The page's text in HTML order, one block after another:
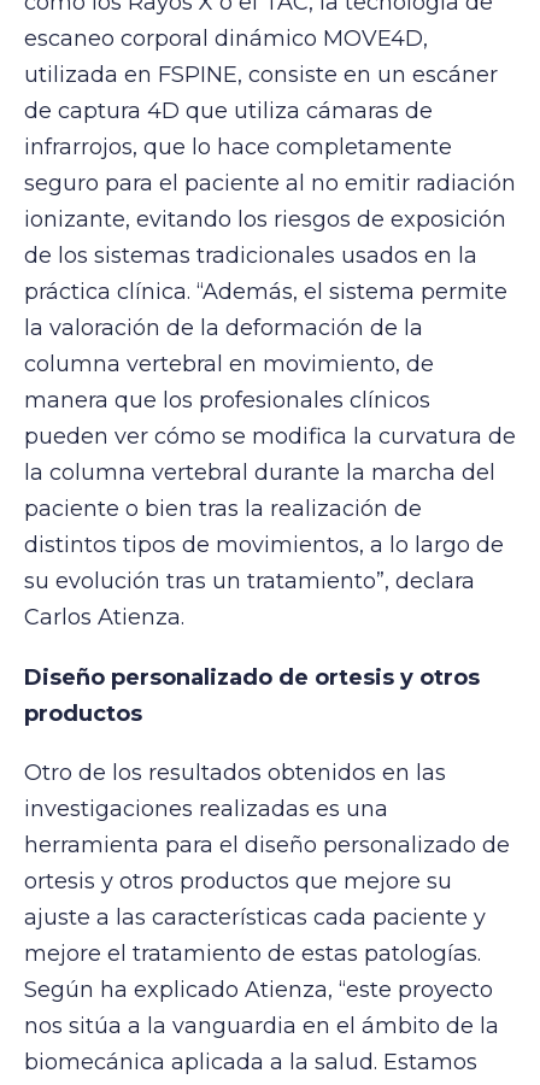
escaneo corporal dinámico MOVE4D,
utilizada en FSPINE, consiste en un escáner
de captura 4D que utiliza cámaras de
infrarrojos, que lo hace completamente
seguro para el paciente al no emitir radiación
ionizante, evitando los riesgos de exposición
de los sistemas tradicionales usados en la
práctica clínica. “Además, el sistema permite
la valoración de la deformación de la
columna vertebral en movimiento, de
manera que los profesionales clínicos
pueden ver cómo se modifica la curvatura de
la columna vertebral durante la marcha del
paciente o bien tras la realización de
distintos tipos de movimientos, a lo largo de
su evolución tras un tratamiento”, declara
Carlos Atienza.
Diseño personalizado de ortesis y otros
productos
Otro de los resultados obtenidos en las
investigaciones realizadas es una
herramienta para el diseño personalizado de
ortesis y otros productos que mejore su
ajuste a las características cada paciente y
mejore el tratamiento de estas patologías.
Según ha explicado Atienza, “este proyecto
nos sitúa a la vanguardia en el ámbito de la
biomecánica aplicada a la salud. Estamos